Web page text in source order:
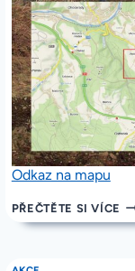
Odkaz na mapu
PŘEČTĚTE SI VÍCE